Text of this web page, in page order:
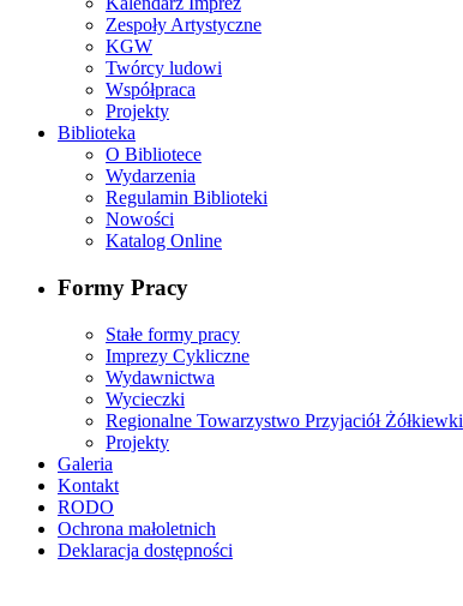
Zespoły Artystyczne
KGW
Twórcy ludowi
Współpraca
Projekty
Biblioteka
O Bibliotece
Wydarzenia
Regulamin Biblioteki
Nowości
Katalog Online
Formy Pracy
Stałe formy pracy
Imprezy Cykliczne
Wydawnictwa
Wycieczki
Regionalne Towarzystwo Przyjaciół Żółkiewki
Projekty
Galeria
Kontakt
RODO
Ochrona małoletnich
Deklaracja dostępności